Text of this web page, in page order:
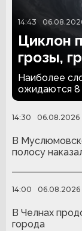
14:43
Циклон
грозы,
Наиболее
ожидаются 8
14:30 06.08.2026
В
полосу
14:00 06.08.2026
В Челнах
города